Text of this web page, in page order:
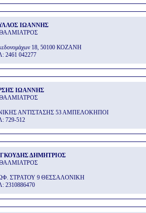
ΙΩΑΝΝΗΣ
18, 50100 ΚΟΖΑΝΗ
2461 042277
ΙΩΑΝΝΗΣ
ΑΝΤΙΣΤΑΣΗΣ 53 ΑΜΠΕΛΟΚΗΠΟΙ
729-512
ΔΗΜΗΤΡΙΟΣ
ΣΤΡΑΤΟΥ 9 ΘΕΣΣΑΛΟΝΙΚΗ
2310886470